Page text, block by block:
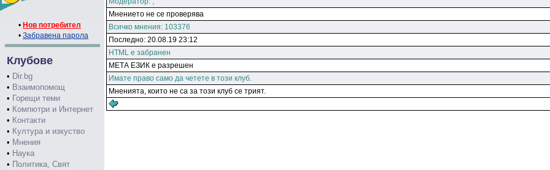
• Нов потребител
• Забравена парола
Клубове
• Dir.bg
• Взаимопомощ
• Горещи теми
• Компютри и Интернет
• Контакти
• Култура и изкуство
• Мнения
• Наука
• Политика, Свят
Мнението не се проверява
Всичко мнения: 103376
Последно: 20.08.19 23:12
HTML е забранен
МЕТА ЕЗИК е разрешен
Имате право само да четете в този клуб.
Мненията, които не са за този клуб се трият.